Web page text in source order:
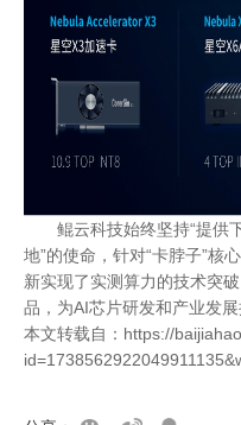
鲲云科技始终坚持“提供
地”的使命，针对“卡脖子”核
新实现了实测算力的技术突
品，为AI芯片研发和产业发展
本文转载自：https://